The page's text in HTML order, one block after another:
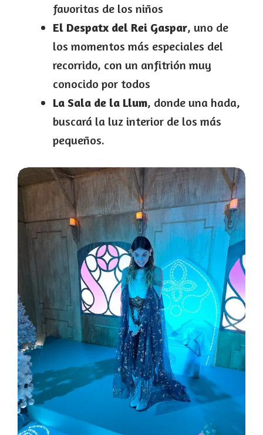
favoritas de los niños
El Despatx del Rei Gaspar, uno de
los momentos más especiales del
recorrido, con un anfitrión muy
conocido por todos
La Sala de la Llum, donde una hada,
buscará la luz interior de los más
pequeños.